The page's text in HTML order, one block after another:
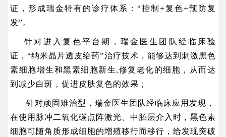
证，形成瑞金特有的诊疗体系：“控制+复色+预防复
发”。
针对进入复色平台期，瑞金医生团队经临床验
证，“纳米晶片透皮给药”治疗技术，能够达到刺激黑色
素细胞增生和黑素细胞新生,修复老化的细胞，从而达
到减少白斑，促进皮肤复色的效果；
针对顽固难治型，瑞金医生团队经临床应用发现，
在使用脉冲二氧化碳点阵激光、中胚层介入时，黑色素
细胞可随角质形成细胞的增殖移行而移行，给发现突破